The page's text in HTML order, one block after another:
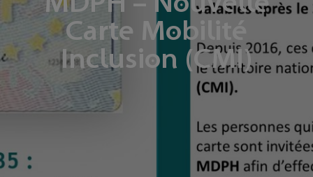
Carte Mobilité
Inclusion (CMI)